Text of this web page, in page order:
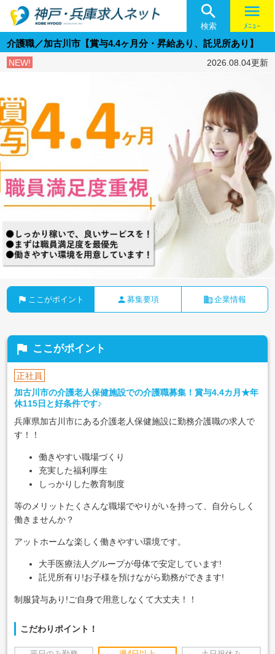

検索
menu
ﾒﾆｭｰ
介護職／加古川市【賞与4.4ヶ月分・昇給あり、託児所あり】
NEW! 2026.08.04更新
flag ここがポイント person 募集要項 business 企業情報
flag ここがポイント
正社員
加古川市の介護老人保健施設での介護職募集！賞与4.4カ月★年
休115日と好条件です♪
兵庫県加古川市にある介護老人保健施設に勤務介護職の求人で
す！！
働きやすい職場づくり
充実した福利厚生
しっかりした教育制度
等のメリットたくさんな職場でやりがいを持って、自分らしく
働きませんか？
アットホームな楽しく働きやすい環境です。
大手医療法人グループが母体で安定しています!
託児所有り!お子様を預けながら勤務ができます!
制服貸与あり!ご自身で用意しなくて大丈夫！！
こだわりポイント！